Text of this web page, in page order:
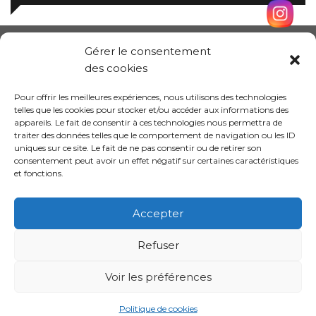
Gérer le consentement
des cookies
Pour offrir les meilleures expériences, nous utilisons des technologies
telles que les cookies pour stocker et/ou accéder aux informations des
appareils. Le fait de consentir à ces technologies nous permettra de
traiter des données telles que le comportement de navigation ou les ID
uniques sur ce site. Le fait de ne pas consentir ou de retirer son
consentement peut avoir un effet négatif sur certaines caractéristiques
et fonctions.
Accepter
Refuser
Voir les préférences
Politique de cookies
Conception site :Kalankaa
Mentions